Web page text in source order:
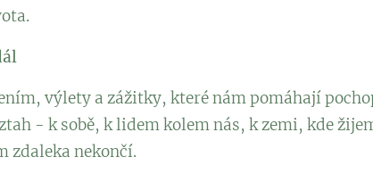
výlety a zážitky, které nám pomáhají
- k sobě, k lidem kolem nás, k zemi, kde
zdaleka nekončí.